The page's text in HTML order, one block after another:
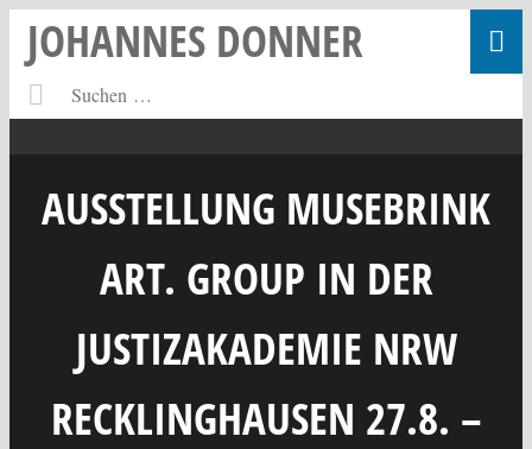
JOHANNES DONNER
AUSSTELLUNG MUSEBRINK
ART. GROUP IN DER
JUSTIZAKADEMIE NRW
RECKLINGHAUSEN 27.8. –